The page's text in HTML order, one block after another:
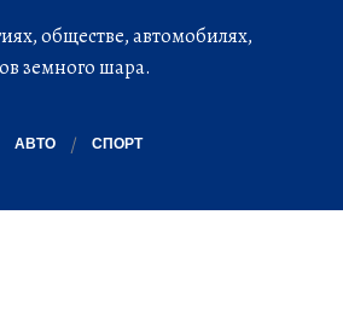
обществе, автомобилях,
земного шара.
АВТО СПОРТ